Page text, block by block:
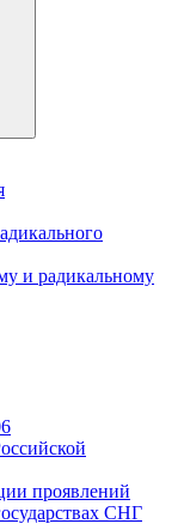
и радикальному
проявлений
СНГ